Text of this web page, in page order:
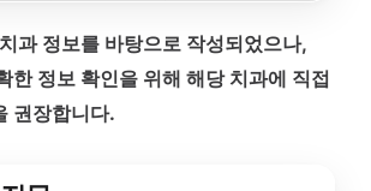
과 정보를 바탕으로 작성되었으나,
한 정보 확인을 위해 해당 치과에 직접
권장합니다.